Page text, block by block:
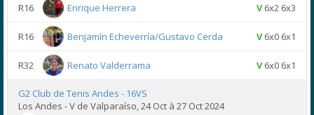
R16 Enrique Herrera V6x2 6x3
R16 Benjamín Echeverría/Gustavo Cerda V6x0 6x1
R32 Renato Valderrama V6x0 6x1
G2 Club de Tenis Andes - 16VS
Los Andes - V de Valparaíso, 24 Oct à 27 Oct 2024